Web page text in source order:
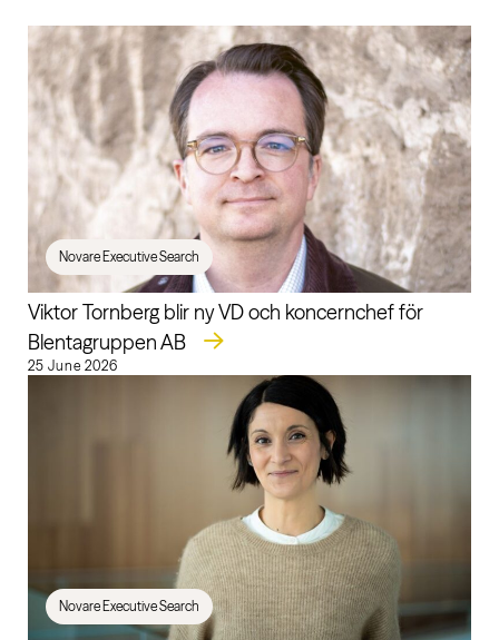
Novare Executive Search
Viktor Tornberg blir ny VD och koncernchef för
Blentagruppen AB
25 June 2026
Novare Executive Search